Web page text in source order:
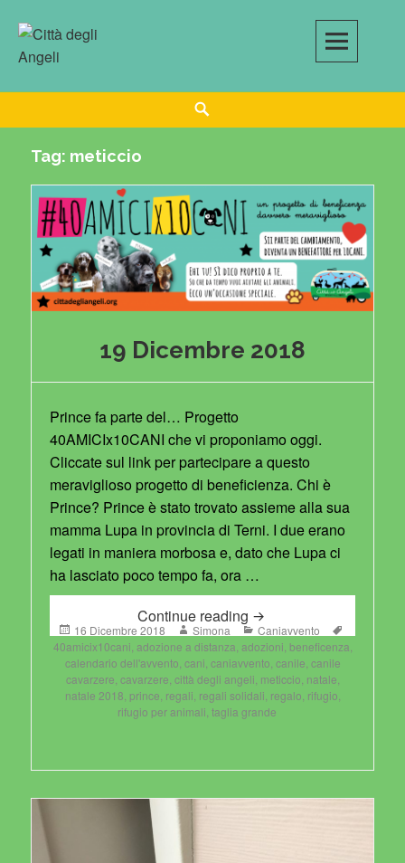
content
Tag: meticcio
19 Dicembre 2018
Prince fa parte del… Progetto
40AMICIx10CANI che vi proponiamo oggi.
Cliccate sul link per partecipare a questo
meraviglioso progetto di beneficienza. Chi è
Prince? Prince è stato trovato assieme alla sua
mamma Lupa in provincia di Terni. I due erano
legati in maniera morbosa e, dato che Lupa ci
ha lasciato poco tempo fa, ora …
Continue reading 19 Dicembre 2018
Posted
on
16 Dicembre 2018 Author
Simona Categories
Caniavvento
40amicix10cani, adozione a distanza, adozioni, beneficenza,
calendario dell'avvento, cani, caniavvento, canile, canile
cavarzere, cavarzere, città degli angeli, meticcio, natale,
natale 2018, prince, regali, regali solidali, regalo, rifugio,
rifugio per animali, taglia grande